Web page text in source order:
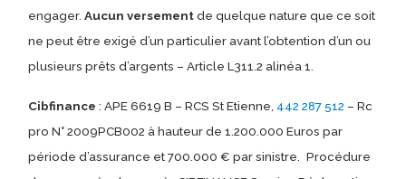
engager.Aucun versementde quelque nature que ce soit
ne peut être exigé d’un particulier avant l’obtention d’un ou
plusieurs prêts d’argents – Article L311.2 alinéa 1.
Cibfinance: APE 6619 B – RCS St Etienne, 442 287 512 – Rc
pro N° 2009PCB002 à hauteur de 1.200.000 Euros par
période d’assurance et 700.000 € par sinistre.
Procédure